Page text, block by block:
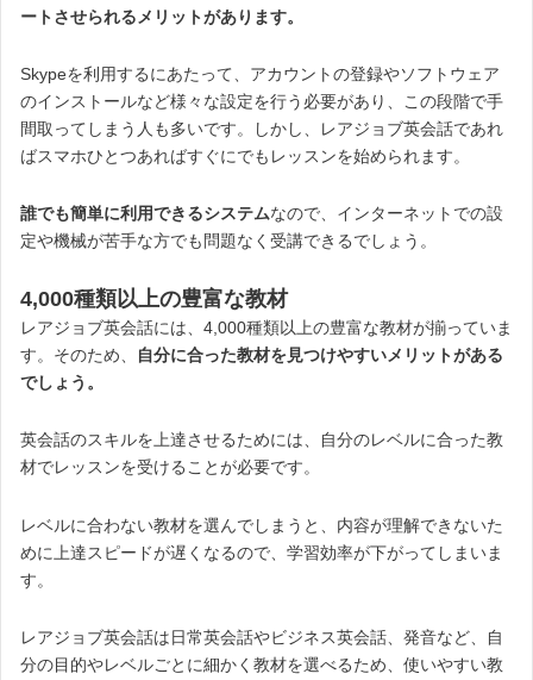
ートさせられるメリットがあります。
Skypeを利用するにあたって、アカウントの登録やソフトウェア
のインストールなど様々な設定を行う必要があり、この段階で手
間取ってしまう人も多いです。しかし、レアジョブ英会話であれ
ばスマホひとつあればすぐにでもレッスンを始められます。
誰でも簡単に利用できるシステムなので、インターネットでの設
定や機械が苦手な方でも問題なく受講できるでしょう。
4,000種類以上の豊富な教材
レアジョブ英会話には、4,000種類以上の豊富な教材が揃っていま
す。そのため、
自分に合った教材を見つけやすいメリットがある
でしょう。
英会話のスキルを上達させるためには、自分のレベルに合った教
材でレッスンを受けることが必要です。
レベルに合わない教材を選んでしまうと、内容が理解できないた
めに上達スピードが遅くなるので、学習効率が下がってしまいま
す。
レアジョブ英会話は日常英会話やビジネス英会話、発音など、自
分の目的やレベルごとに細かく教材を選べるため、使いやすい教